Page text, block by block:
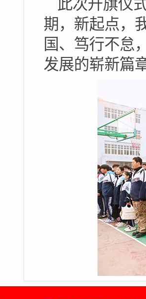
此次升旗仪
期，新起点，
国、笃行不怠
发展的崭新篇